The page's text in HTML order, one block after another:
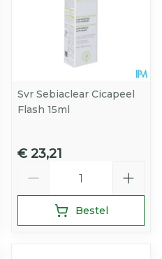
Svr Sebiaclear Cicapeel
Flash 15ml
€ 23,21
Bestel